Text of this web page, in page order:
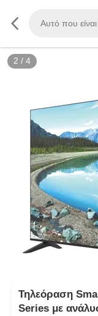
2 / 4
Τηλεόραση
Series με